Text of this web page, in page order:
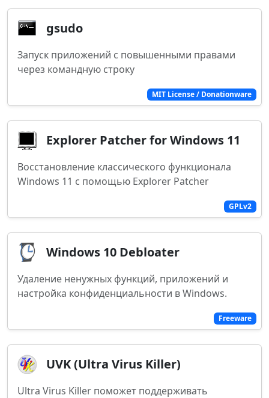
MIT License / Donationware
gsudo
Запуск приложений с повышенными правами
через командную строку
GPLv2
Explorer Patcher for Windows 11
Восстановление классического функционала
Windows 11 с помощью Explorer Patcher
Freeware
Windows 10 Debloater
Удаление ненужных функций, приложений и
настройка конфиденциальности в Windows.
UVK (Ultra Virus Killer)
Ultra Virus Killer поможет поддерживать